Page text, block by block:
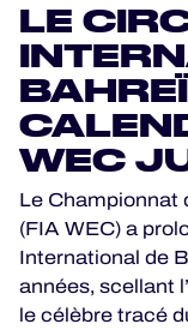
CLASSEMENTS
RÉSULTATS
LA GRILLE
OÙ REGARDER
PROGRAMMES
LE
WEC
Le Championnat
(FIA WEC) a
International de
années, scellant
le célèbre tracé